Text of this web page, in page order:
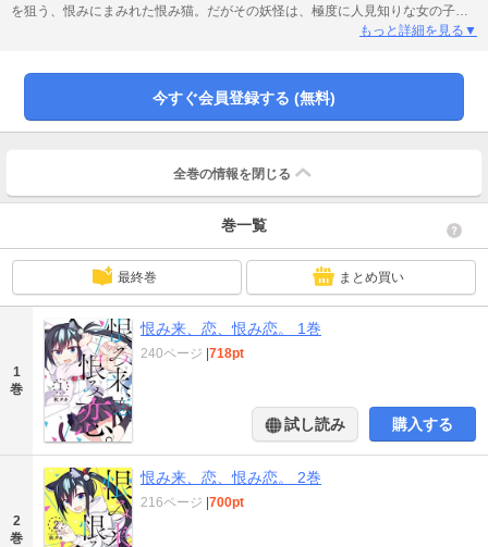
を狙う、恨みにまみれた恨み猫。だがその妖怪は、極度に人見知りな女の子・
猫ヶ崎夏歩でもあって…。「好奇心、猫をも殺す。」のことわざとおり、その
もっと詳細を見る▼
今すぐ会員登録する (無料)
全巻の情報を 閉じる
巻一覧
最終巻 まとめ買い
1
巻
恨み来、恋、恨み恋。 1巻
240ページ |718pt
試し読み 購入する
2
巻
恨み来、恋、恨み恋。 2巻
216ページ |700pt